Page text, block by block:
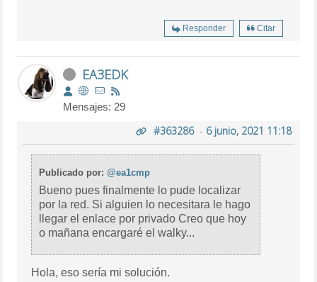
Responder Citar
EA3EDK
Mensajes: 29
#363286- 6 junio, 2021 11:18
Publicado por:@ea1cmp
Bueno pues finalmente lo pude localizar
por la red. Si alguien lo necesitara le hago
llegar el enlace por privado Creo que hoy
o mañana encargaré el walky...
Hola, eso sería mi solución.